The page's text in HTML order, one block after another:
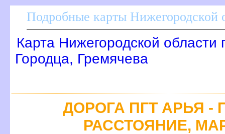
Подробные карты Нижегородской
Карта Нижегородской области
Городца, Гремячева
ДОРОГА ПГТ АРЬЯ -
РАССТОЯНИЕ,